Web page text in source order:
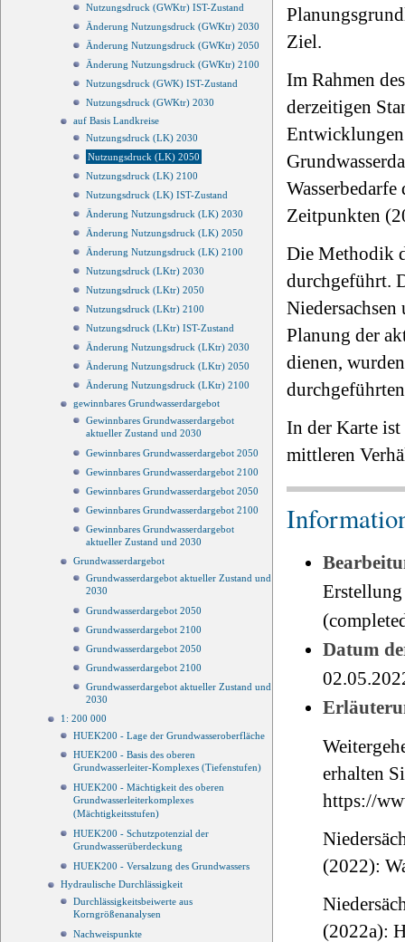
Nutzungsdruck (GWKtr) IST-Zustand
Änderung Nutzungsdruck (GWKtr) 2030
Änderung Nutzungsdruck (GWKtr) 2050
Änderung Nutzungsdruck (GWKtr) 2100
Nutzungsdruck (GWK) IST-Zustand
Nutzungsdruck (GWKtr) 2030
auf Basis Landkreise
Nutzungsdruck (LK) 2030
Nutzungsdruck (LK) 2050
Nutzungsdruck (LK) 2100
Nutzungsdruck (LK) IST-Zustand
Änderung Nutzungsdruck (LK) 2030
Änderung Nutzungsdruck (LK) 2050
Änderung Nutzungsdruck (LK) 2100
Nutzungsdruck (LKtr) 2030
Nutzungsdruck (LKtr) 2050
Nutzungsdruck (LKtr) 2100
Nutzungsdruck (LKtr) IST-Zustand
Änderung Nutzungsdruck (LKtr) 2030
Änderung Nutzungsdruck (LKtr) 2050
Änderung Nutzungsdruck (LKtr) 2100
gewinnbares Grundwasserdargebot
Gewinnbares Grundwasserdargebot
aktueller Zustand und 2030
Gewinnbares Grundwasserdargebot 2050
Gewinnbares Grundwasserdargebot 2100
Gewinnbares Grundwasserdargebot 2050
Gewinnbares Grundwasserdargebot 2100
Gewinnbares Grundwasserdargebot
aktueller Zustand und 2030
Grundwasserdargebot
Grundwasserdargebot aktueller Zustand und
2030
Grundwasserdargebot 2050
Grundwasserdargebot 2100
Grundwasserdargebot 2050
Grundwasserdargebot 2100
Grundwasserdargebot aktueller Zustand und
2030
1: 200 000
HUEK200 - Lage der Grundwasseroberfläche
HUEK200 - Basis des oberen
Grundwasserleiter-Komplexes (Tiefenstufen)
HUEK200 - Mächtigkeit des oberen
Grundwasserleiterkomplexes
(Mächtigkeitsstufen)
HUEK200 - Schutzpotenzial der
Grundwasserüberdeckung
HUEK200 - Versalzung des Grundwassers
Hydraulische Durchlässigkeit
Durchlässigkeitsbeiwerte aus
Korngrößenanalysen
Nachweispunkte
Ziel.
Im Rahmen
derzeitigen
Entwicklungen
Zeitpunkten
Die Methodik
durchgeführt.
Planung der
dienen,
In der Karte
mittleren
Erstellung
Datum
erhalten
https://
(2022):
(2022a):